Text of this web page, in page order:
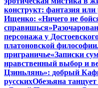
конструкт: фантазия или
Ищенко: «Ничего не
справишься»
персонажа у
платоновской философии
приграничье«Записки
нравственный выбор и
Цзиньлянь»: добрый
русскихОбезьяна